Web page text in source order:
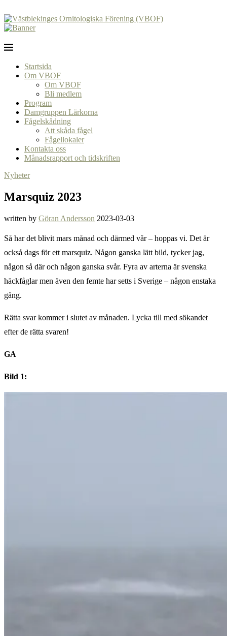
Startsida
Om VBOF
Om VBOF
Bli medlem
Program
Damgruppen Lärkorna
Fågelskådning
Att skåda fågel
Fågellokaler
Kontakta oss
Månadsrapport och tidskriften
Nyheter
Marsquiz 2023
written by Göran Andersson 2023-03-03
Så har det blivit mars månad och därmed vår – hoppas vi. Det är
också dags för ett marsquiz. Någon ganska lätt bild, tycker jag,
någon så där och någon ganska svår. Fyra av arterna är svenska
häckfåglar men även den femte har setts i Sverige – någon enstaka
gång.
Rätta svar kommer i slutet av månaden. Lycka till med sökandet
efter de rätta svaren!
GA
Bild 1: